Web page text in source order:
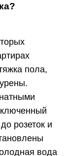
пола,
розеток и
вода